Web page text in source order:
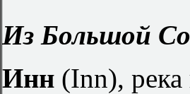
Из Большой
Инн (Inn),